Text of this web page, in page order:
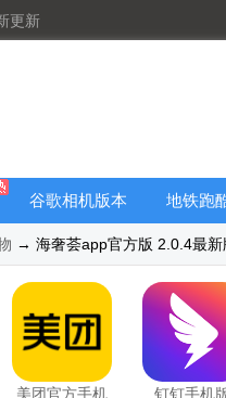
更新
谷歌相机版本
大全
地铁跑
大
→ 海奢荟app官方版 2.0.4最新
美团官方手机
钉钉手机